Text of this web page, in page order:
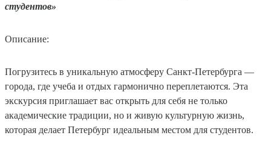
студентов»
Описание:
Погрузитесь в уникальную атмосферу Санкт-Петербурга —
города, где учеба и отдых гармонично переплетаются. Эта
экскурсия приглашает вас открыть для себя не только
академические традиции, но и живую культурную жизнь,
которая делает Петербург идеальным местом для студентов.